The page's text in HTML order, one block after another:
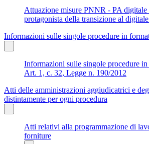
Attuazione misure PNNR - PA digitale
protagonista della transizione al
Informazioni sulle singole procedure in
Informazioni sulle singole procedure
Art. 1, c. 32, Legge n. 190/2012
Atti delle amministrazioni aggiudicatrici e
distintamente per ogni procedura
Atti relativi alla programmazione di
forniture